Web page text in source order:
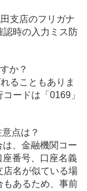
支店のフリガナ
認時の入力ミス防
か？
ることもありま
ードは「0169」
点は？
、金融機関コー
座番号、口座名義
店名が似ている場
もあるため、事前